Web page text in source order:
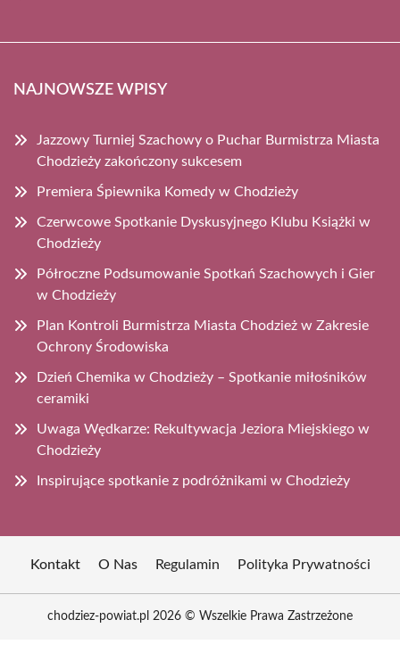
NAJNOWSZE WPISY
Jazzowy Turniej Szachowy o Puchar Burmistrza Miasta
Chodzieży zakończony sukcesem
Premiera Śpiewnika Komedy w Chodzieży
Czerwcowe Spotkanie Dyskusyjnego Klubu Książki w
Chodzieży
Półroczne Podsumowanie Spotkań Szachowych i Gier
w Chodzieży
Plan Kontroli Burmistrza Miasta Chodzież w Zakresie
Ochrony Środowiska
Dzień Chemika w Chodzieży – Spotkanie miłośników
ceramiki
Uwaga Wędkarze: Rekultywacja Jeziora Miejskiego w
Chodzieży
Inspirujące spotkanie z podróżnikami w Chodzieży
Kontakt O Nas Regulamin Polityka Prywatności
chodziez-powiat.pl 2026 © Wszelkie Prawa Zastrzeżone